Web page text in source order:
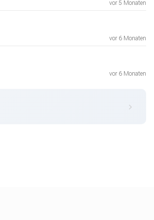
vor 5 Monaten
vor 6 Monaten
vor 6 Monaten